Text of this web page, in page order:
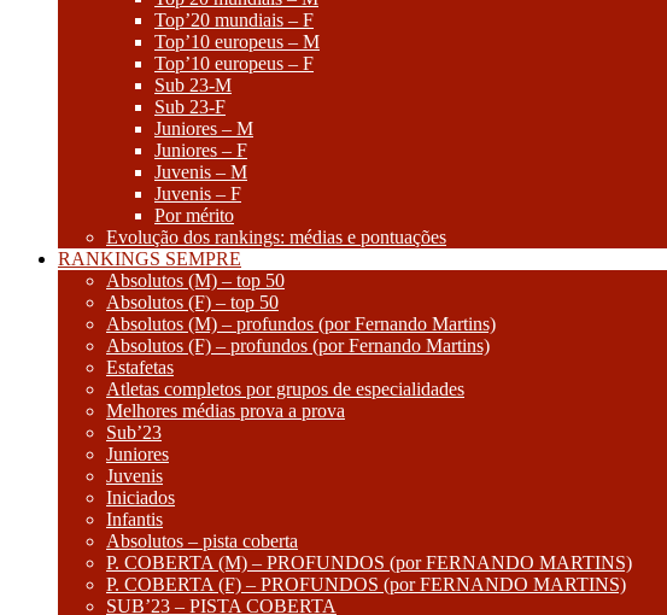
Top’20 mundiais – F
Top’10 europeus – M
Top’10 europeus – F
Sub 23-M
Sub 23-F
Juniores – M
Juniores – F
Juvenis – M
Juvenis – F
Por mérito
Evolução dos rankings: médias e pontuações
RANKINGS SEMPRE
Absolutos (M) – top 50
Absolutos (F) – top 50
Absolutos (M) – profundos (por Fernando Martins)
Absolutos (F) – profundos (por Fernando Martins)
Estafetas
Atletas completos por grupos de especialidades
Melhores médias prova a prova
Sub’23
Juniores
Juvenis
Iniciados
Infantis
Absolutos – pista coberta
P. COBERTA (M) – PROFUNDOS (por FERNANDO MARTINS)
P. COBERTA (F) – PROFUNDOS (por FERNANDO MARTINS)
SUB’23 – PISTA COBERTA